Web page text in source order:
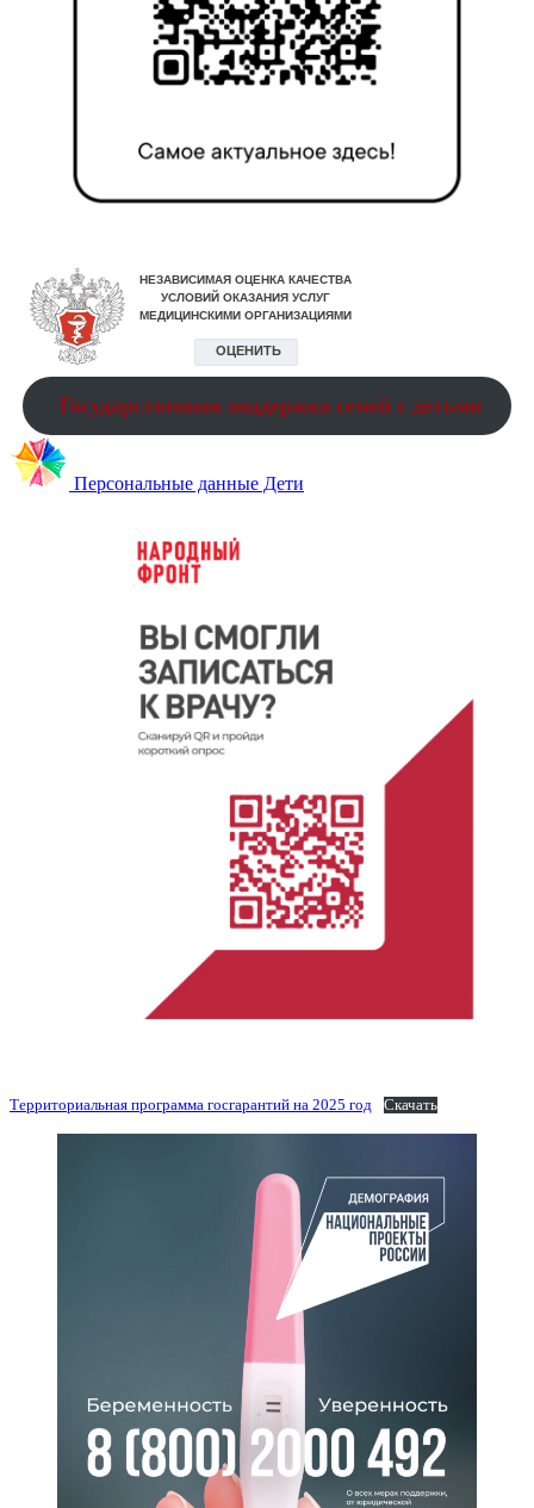
Государственная поддержка семей с детьми
Персональные данные Дети
Территориальная программа госгарантий на 2025 год Скачать